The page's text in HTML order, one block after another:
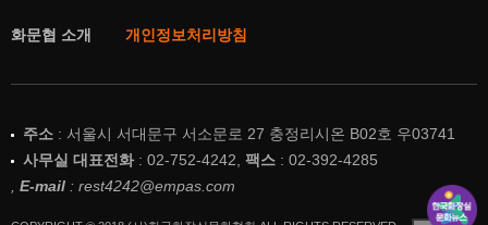
화문협 소개 개인정보처리방침
주소 : 서울시 서대문구 서소문로 27 충정리시온 B02호 우03741
사무실 대표전화: 02-752-4242, 팩스 : 02-392-4285
E-mail : rest4242@empas.com